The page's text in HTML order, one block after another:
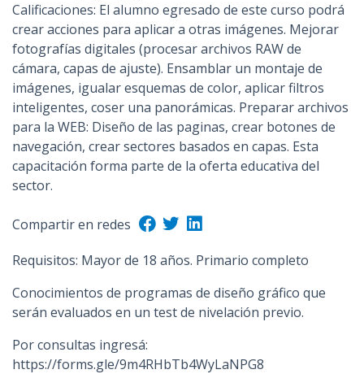
o
p
r
i
n
c
i
p
a
Calificaciones: El alumno egresado de este curso podrá
crear acciones para aplicar a otras imágenes. Mejorar
fotografías digitales (procesar archivos RAW de
cámara, capas de ajuste). Ensamblar un montaje de
imágenes, igualar esquemas de color, aplicar filtros
inteligentes, coser una panorámicas. Preparar archivos
para la WEB: Diseño de las paginas, crear botones de
navegación, crear sectores basados en capas. Esta
capacitación forma parte de la oferta educativa del
sector.
Compartir en redes
Requisitos: Mayor de 18 años. Primario completo
Conocimientos de programas de diseño gráfico que
serán evaluados en un test de nivelación previo.
Por consultas ingresá:
https://forms.gle/9m4RHbTb4WyLaNPG8